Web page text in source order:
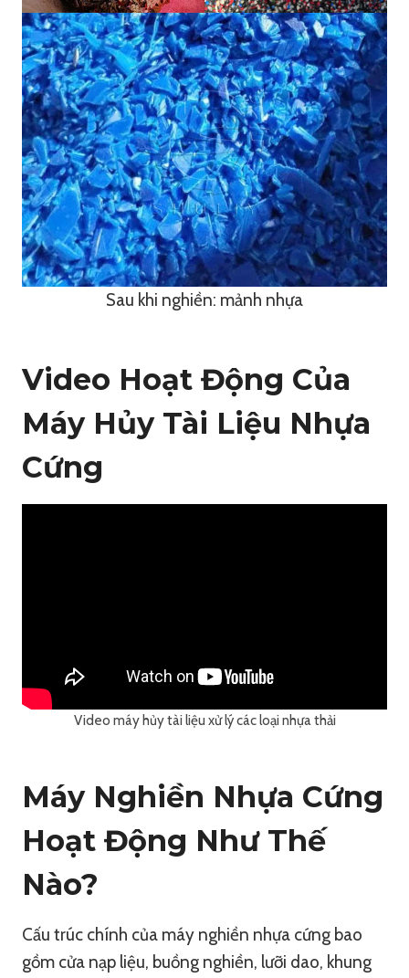
Sau khi nghiền: mảnh nhựa
Video Hoạt Động Của
Máy Hủy Tài Liệu Nhựa
Cứng
Video máy hủy tài liệu xử lý các loại nhựa thải
Máy Nghiền Nhựa Cứng
Hoạt Động Như Thế
Nào?
Cấu trúc chính của máy nghiền nhựa cứng bao
gồm cửa nạp liệu, buồng nghiền, lưỡi dao, khung